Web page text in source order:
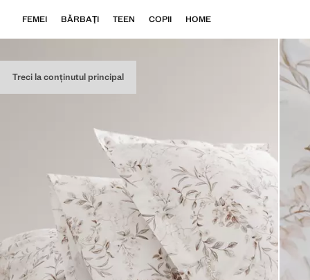
Treci la conținutul principal
FEMEI BĂRBAŢI TEEN COPII HOME